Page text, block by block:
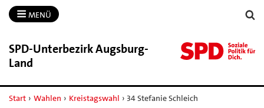
MENÜ
SPD-​Unterbezirk Augsburg-​
Land
Start › Wahlen › Kreistagswahl › 34 Stefanie Schleich